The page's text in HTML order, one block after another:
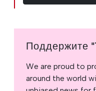
Поддержите
We are proud to
around the world